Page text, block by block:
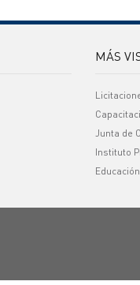
MÁS
Junta de
Instituto
Educación